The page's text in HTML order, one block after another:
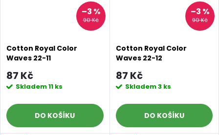
90 Kč
–3 %
Cotton Royal Color
Waves 22-11
87 Kč
Skladem11 ks
DO KOŠÍKU
90 Kč
–3 %
Cotton Royal Color
Waves 22-12
87 Kč
Skladem3 ks
DO KOŠÍKU